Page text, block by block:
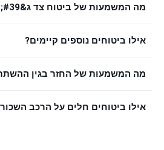
מה המשמעות של ביטוח צד ג&#39;?
אילו ביטוחים נוספים קיימים?
מה המשמעות של החזר בגין
אילו ביטוחים חלים על הרכב